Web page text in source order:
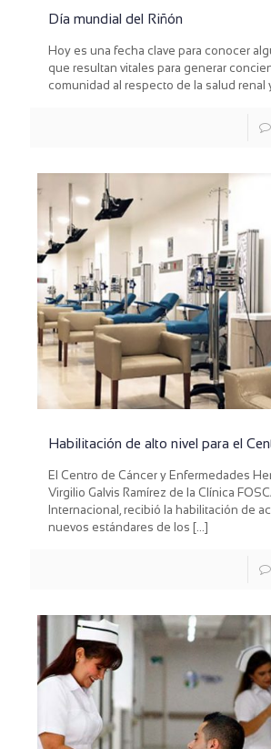
Día mundial del Riñón
Hoy es una fecha clave para conocer
que resultan vitales para generar
comunidad al respecto de la salud renal
Habilitación de alto nivel para el
El Centro de Cáncer y Enfermedades
Virgilio Galvis Ramírez de la Clínica
Internacional, recibió la habilitación de
nuevos estándares de los […]